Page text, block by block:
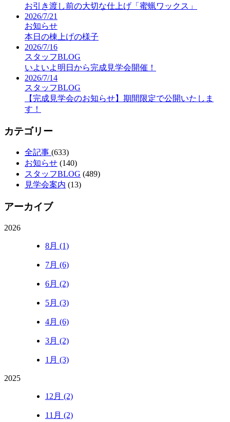
お引き渡し前の大切な仕上げ「蜜蝋ワックス」
2026/7/21
お知らせ
本日の棟上げの様子
2026/7/16
スタッフBLOG
いよいよ明日から完成見学会開催！
2026/7/14
スタッフBLOG
【完成見学会のお知らせ】期間限定で公開いたしま
す！
カテゴリー
全記事 (633)
お知らせ (140)
スタッフBLOG (489)
見学会案内 (13)
アーカイブ
2026
8月 (1)
7月 (6)
6月 (2)
5月 (3)
4月 (6)
3月 (2)
1月 (3)
2025
12月 (2)
11月 (2)